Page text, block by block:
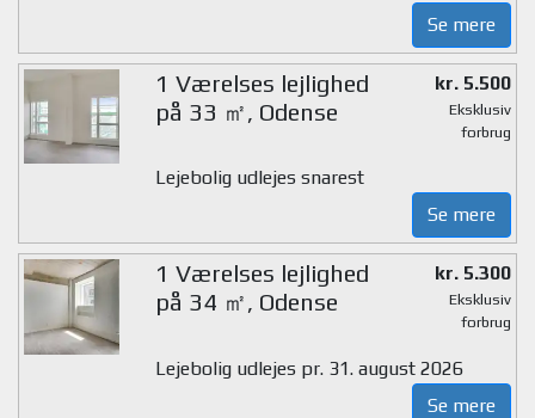
Se mere
1 Værelses lejlighed
på 33 ㎡, Odense
kr. 5.500
Eksklusiv
forbrug
Lejebolig udlejes snarest
Se mere
1 Værelses lejlighed
på 34 ㎡, Odense
kr. 5.300
Eksklusiv
forbrug
Lejebolig udlejes pr. 31. august 2026
Se mere